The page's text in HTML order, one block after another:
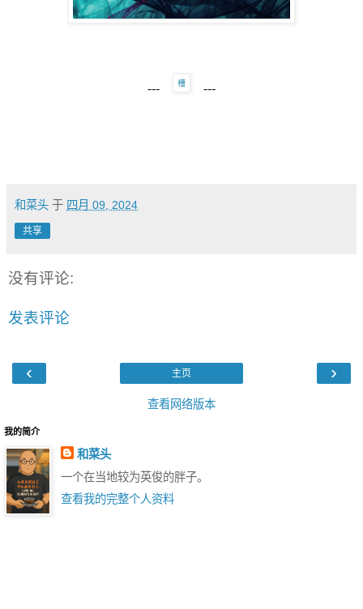
--- ---
和菜头 于 四月 09, 2024
共享
没有评论:
发表评论
‹ ›
主页
查看网络版本
我的简介
和菜头
一个在当地较为英俊的胖子。
查看我的完整个人资料